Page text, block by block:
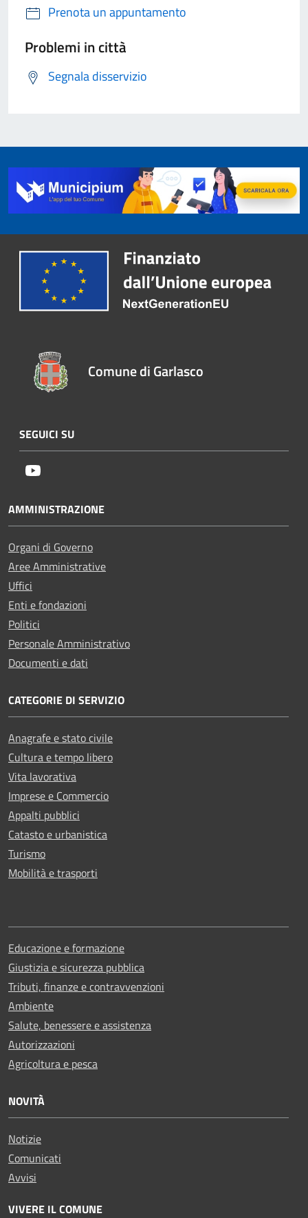
Prenota un appuntamento
Problemi in città
Segnala disservizio
Comune di Garlasco
SEGUICI SU
AMMINISTRAZIONE
Organi di Governo
Aree Amministrative
Uffici
Enti e fondazioni
Politici
Personale Amministrativo
Documenti e dati
CATEGORIE DI SERVIZIO
Anagrafe e stato civile
Cultura e tempo libero
Vita lavorativa
Imprese e Commercio
Appalti pubblici
Catasto e urbanistica
Turismo
Mobilità e trasporti
Educazione e formazione
Giustizia e sicurezza pubblica
Tributi, finanze e contravvenzioni
Ambiente
Salute, benessere e assistenza
Autorizzazioni
Agricoltura e pesca
NOVITÀ
Notizie
Comunicati
Avvisi
VIVERE IL COMUNE